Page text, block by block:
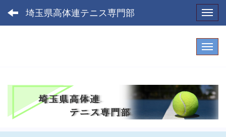
埼玉県高体連テニス専門部